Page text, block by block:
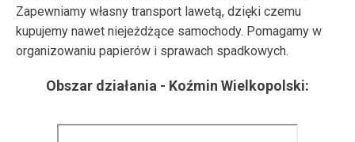
Zapewniamy własny transport lawetą, dzięki czemu
kupujemy nawet niejeżdżące samochody. Pomagamy w
organizowaniu papierów i sprawach spadkowych.
Obszar działania - Koźmin Wielkopolski: